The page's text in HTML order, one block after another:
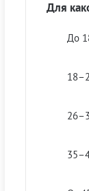
Для
До